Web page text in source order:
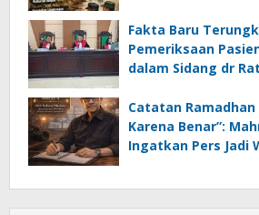
Fakta Baru
Pemeriksaan
dalam Sidang dr
Catatan
Karena Benar”:
Ingatkan Pers Jadi